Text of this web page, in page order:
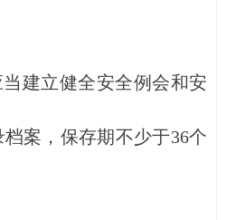
建立健全安全例会和安
案，保存期不少于36个